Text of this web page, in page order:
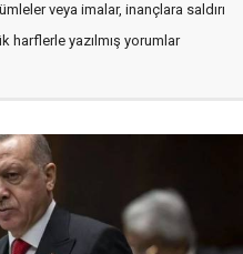
veya imalar, inançlara saldırı
harflerle yazılmış yorumlar